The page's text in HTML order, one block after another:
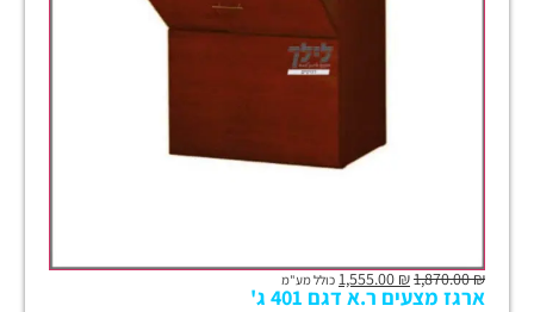
₪
1,870.00
₪ כולל מע"מ
ארגז מצעים ר.א דגם 401 ג'